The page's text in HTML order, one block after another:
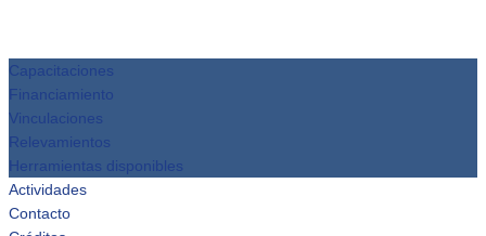
Capacitaciones
Financiamiento
Vinculaciones
Relevamientos
Herramientas disponibles
Actividades
Contacto